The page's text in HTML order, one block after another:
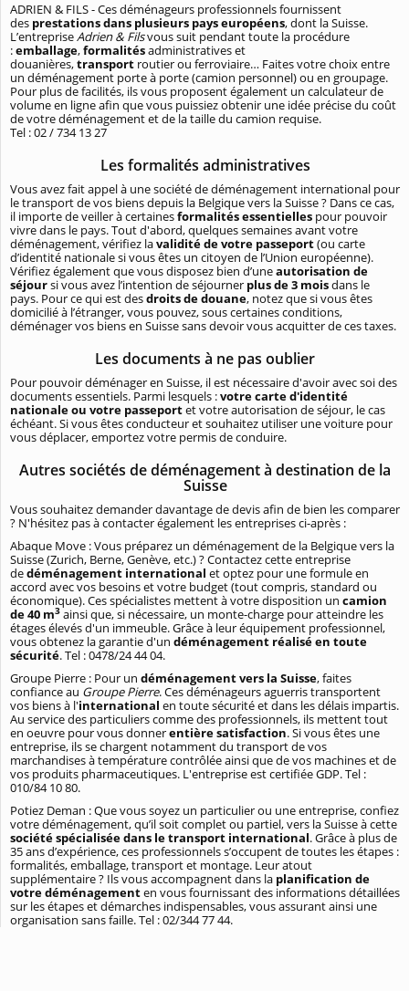
ADRIEN & FILS - Ces déménageurs professionnels fournissent
des prestations dans plusieurs pays européens, dont la Suisse.
L’entrepriseAdrien & Filsvous suit pendant toute la procédure
:emballage,formalitésadministratives et
douanières,transport routier ou ferroviaire… Faites votre choix entre
un déménagement porte à porte (camion personnel) ou en groupage.
Pour plus de facilités, ils vous proposent également un calculateur de
volume en ligne afin que vous puissiez obtenir une idée précise du coût
de votre déménagement et de la taille du camion requise.
Tel : 02 / 734 13 27
Les formalités administratives
Vous avez fait appel à une société de déménagement international pour
le transport de vos biens depuis la Belgique vers la Suisse ? Dans ce cas,
il importe de veiller à certainesformalités essentielles pour pouvoir
vivre dans le pays. Tout d'abord, quelques semaines avant votre
déménagement, vérifiez lavalidité de votre passeport(ou carte
d’identité nationale si vous êtes un citoyen de l’Union européenne).
Vérifiez également que vous disposez bien d’uneautorisation de
séjoursi vous avez l’intention de séjourner plus de 3 moisdans le
pays. Pour ce qui est desdroits de douane, notez que si vous êtes
domicilié à l’étranger, vous pouvez, sous certaines conditions,
déménager vos biens en Suisse sans devoir vous acquitter de ces taxes.
Les documents à ne pas oublier
Pour pouvoir déménager en Suisse, il est nécessaire d'avoir avec soi des
documents essentiels. Parmi lesquels :votre carte d'identité
nationale ou votre passeportet votre autorisation de séjour, le cas
échéant. Si vous êtes conducteur et souhaitez utiliser une voiture pour
vous déplacer, emportez votre permis de conduire.
Autres sociétés de déménagement à destination de la
Suisse
Vous souhaitez demander davantage de devis afin de bien les comparer
? N'hésitez pas à contacter également les entreprises ci-après :
Abaque Move : Vous préparez un déménagement de la Belgique vers la
Suisse (Zurich, Berne, Genève, etc.) ? Contactez cette entreprise
dedéménagement international et optez pour une formule en
accord avec vos besoins et votre budget (tout compris, standard ou
économique). Ces spécialistes mettent à votre disposition un camion
de 40 m3 ainsi que, si nécessaire, un monte-charge pour atteindre les
étages élevés d'un immeuble. Grâce à leur équipement professionnel,
vous obtenez la garantie d'un déménagement réalisé en toute
sécurité. Tel : 0478/24 44 04.
Groupe Pierre : Pour un déménagement vers la Suisse, faites
confiance au Groupe Pierre. Ces déménageurs aguerris transportent
vos biens à l'international en toute sécurité et dans les délais impartis.
Au service des particuliers comme des professionnels, ils mettent tout
en oeuvre pour vous donnerentière satisfaction. Si vous êtes une
entreprise, ils se chargent notamment du transport de vos
marchandises à température contrôlée ainsi que de vos machines et de
vos produits pharmaceutiques. L'entreprise est certifiée GDP. Tel :
010/84 10 80.
Potiez Deman : Que vous soyez un particulier ou une entreprise, confiez
votre déménagement, qu’il soit complet ou partiel, vers la Suisse à cette
société spécialisée dans le transport international. Grâce à plus de
35 ans d’expérience, ces professionnels s’occupent de toutes les étapes :
formalités, emballage, transport et montage. Leur atout
supplémentaire ? Ils vous accompagnent dans la planification de
votre déménagementen vous fournissant des informations détaillées
sur les étapes et démarches indispensables, vous assurant ainsi une
organisation sans faille. Tel : 02/344 77 44.